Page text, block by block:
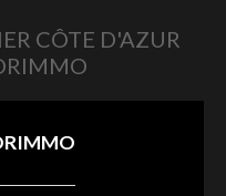
CÔTE D'AZUR